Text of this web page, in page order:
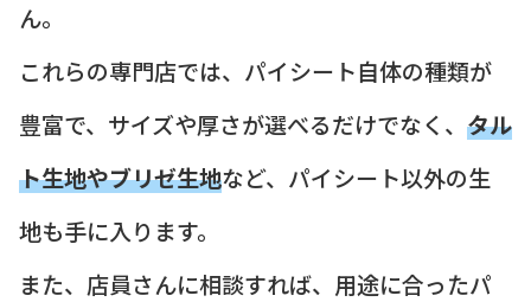
ん。
これらの専門店では、パイシート自体の種類が
豊富で、サイズや厚さが選べるだけでなく、 タル
ト生地やブリゼ生地など、パイシート以外の生
地も手に入ります。
また、店員さんに相談すれば、用途に合ったパ